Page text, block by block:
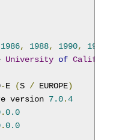
1986, 1988, 1990, 1991
University of
-E (S / EUROPE)
version 7.0.4
.0.0
.0.0